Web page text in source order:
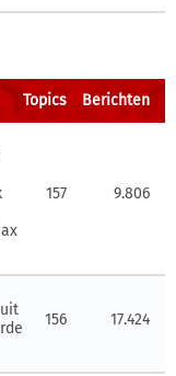
Topics
Berichten
157 9.806
156 17.424